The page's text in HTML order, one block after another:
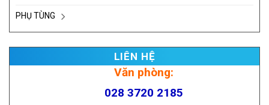
PHỤ TÙNG
LIÊN HỆ
Văn phòng:
028 3720 2185